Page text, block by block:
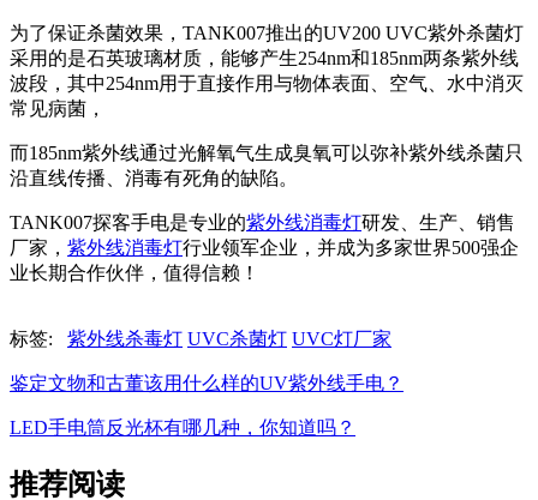
为了保证杀菌效果，TANK007推出的UV200 UVC紫外杀菌灯
采用的是石英玻璃材质，能够产生254nm和185nm两条紫外线
波段，其中254nm用于直接作用与物体表面、空气、水中消灭
常见病菌，
而185nm紫外线通过光解氧气生成臭氧可以弥补紫外线杀菌只
沿直线传播、消毒有死角的缺陷。
TANK007探客手电是专业的紫外线消毒灯研发、生产、销售
厂家， 紫外线消毒灯行业领军企业，并成为多家世界500强企
业长期合作伙伴，值得信赖！
标签: 紫外线杀毒灯 UVC杀菌灯 UVC灯厂家
鉴定文物和古董该用什么样的UV紫外线手电？
LED手电筒反光杯有哪几种，你知道吗？
推荐阅读